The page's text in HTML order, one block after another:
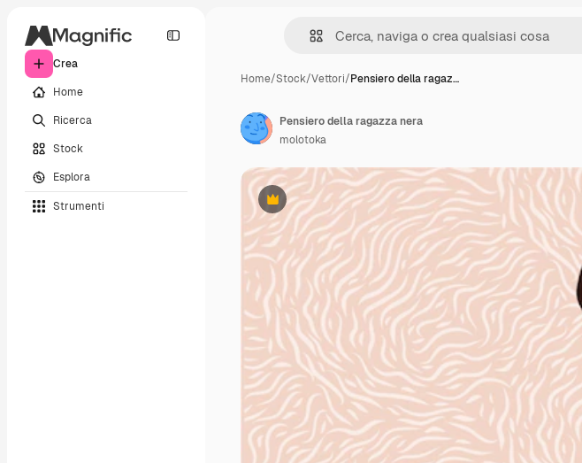
Crea
Home
Ricerca
Stock
Esplora
Strumenti
Home/Stock/Vettori/Pensiero della ragaz…
Premium
Pensiero della ragazza nera
molotoka